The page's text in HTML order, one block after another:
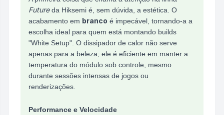
Futureda Hiksemi é, sem dúvida, a estética. O
acabamento em branco é impecável, tornando-a a
escolha ideal para quem está montando builds
"White Setup". O dissipador de calor não serve
apenas para a beleza; ele é eficiente em manter a
temperatura do módulo sob controle, mesmo
durante sessões intensas de jogos ou
renderizações.
Performance e Velocidade